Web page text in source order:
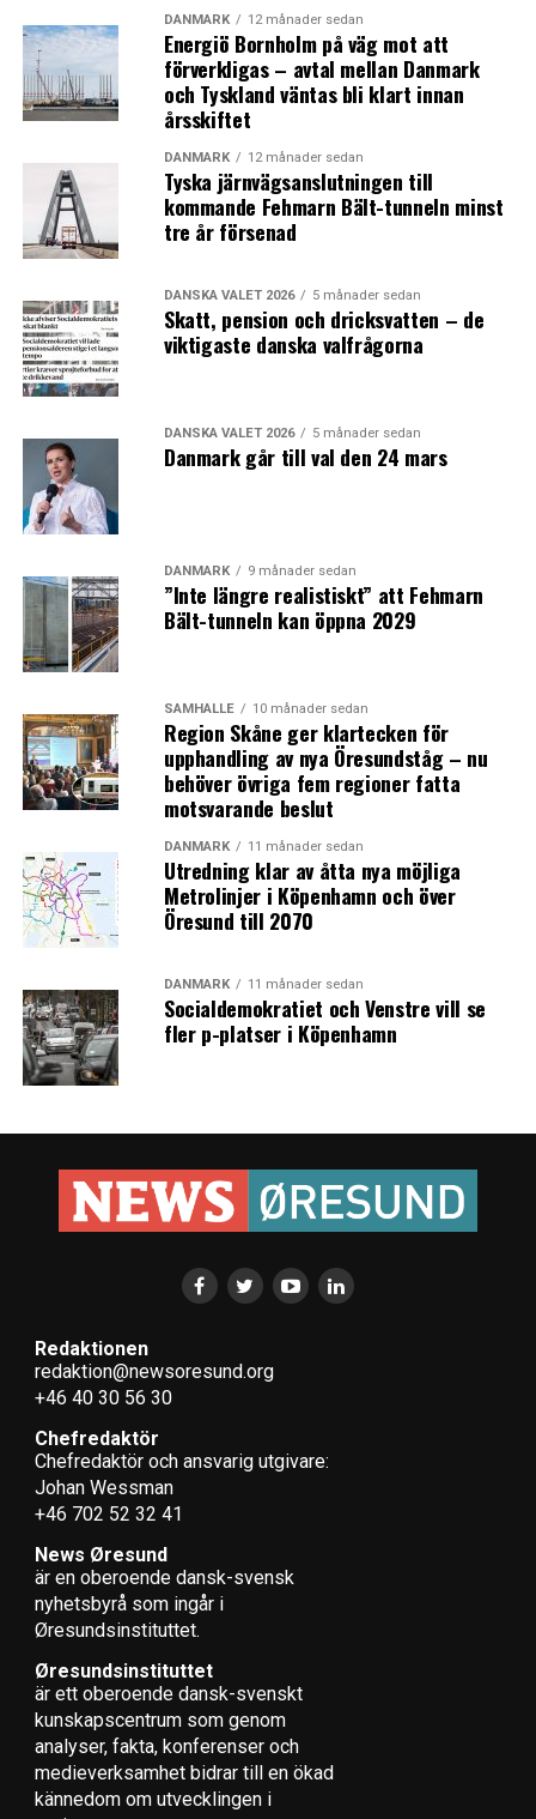
DANMARK 12 månader sedan
Energiö Bornholm på väg mot att
förverkligas – avtal mellan Danmark
och Tyskland väntas bli klart innan
årsskiftet
DANMARK 12 månader sedan
Tyska järnvägsanslutningen till
kommande Fehmarn Bält-tunneln minst
tre år försenad
DANSKA VALET 2026 5 månader sedan
Skatt, pension och dricksvatten – de
viktigaste danska valfrågorna
DANSKA VALET 2026 5 månader sedan
Danmark går till val den 24 mars
DANMARK 9 månader sedan
”Inte längre realistiskt” att Fehmarn
Bält-tunneln kan öppna 2029
SAMHÄLLE 10 månader sedan
Region Skåne ger klartecken för
upphandling av nya Öresundståg – nu
behöver övriga fem regioner fatta
motsvarande beslut
DANMARK 11 månader sedan
Utredning klar av åtta nya möjliga
Metrolinjer i Köpenhamn och över
Öresund till 2070
DANMARK 11 månader sedan
Socialdemokratiet och Venstre vill se
fler p-platser i Köpenhamn
Redaktionen
redaktion@newsoresund.org
+46 40 30 56 30
Chefredaktör
Chefredaktör och ansvarig utgivare:
Johan Wessman
+46 702 52 32 41
News Øresund
är en oberoende dansk-svensk
nyhets­byrå som ingår i
Øresundsinstituttet.
Øresundsinstituttet
är ett oberoende dansk-svenskt
kunskapscentrum som genom
analyser, fakta, konferenser och
medieverksamhet bidrar till en ökad
kännedom om utvecklingen i